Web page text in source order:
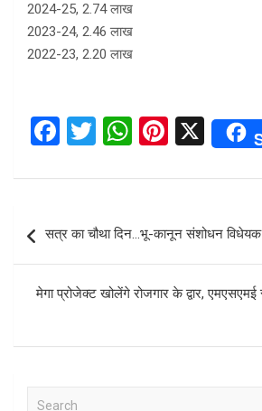
2024-25, 2.74 लाख
2023-24, 2.46 लाख
2022-23, 2.20 लाख
F
ce
o
o
k
T
tt
er
W
at
A
p
p
Pi
er
es
t
X
navigation
सत्र का चौथा दिन…भू-कानून संशोधन विधेयक
मेगा प्रोजेक्ट खोलेंगे रोजगार के द्वार,